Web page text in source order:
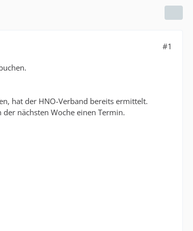
#1
hat der HNO-Verband bereits ermittelt.
nächsten Woche einen Termin.